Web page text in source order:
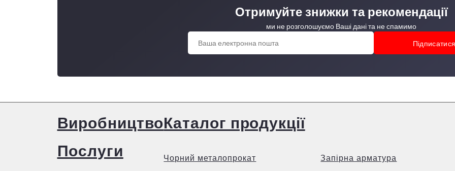
Отримуйте знижки та рекомендації
ми не розголошуємо Ваші дані та не спамимо
Виробництво
Послуги
Каталог продукції
Чорний металопрокат
Запірна арматура